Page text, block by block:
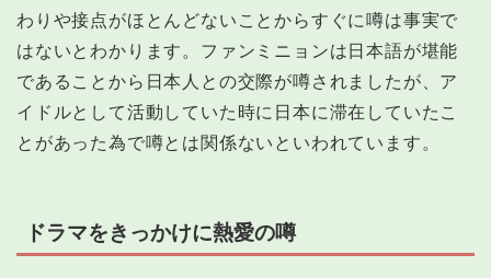
わりや接点がほとんどないことからすぐに噂は事実で
はないとわかります。ファンミニョンは日本語が堪能
であることから日本人との交際が噂されましたが、ア
イドルとして活動していた時に日本に滞在していたこ
とがあった為で噂とは関係ないといわれています。
ドラマをきっかけに熱愛の噂